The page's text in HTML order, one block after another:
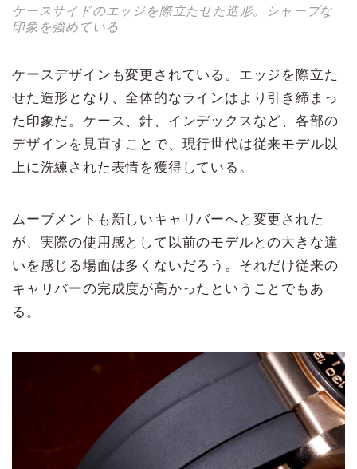
ケースサイドのエッジを際立たせた造形。シャープな
印象を強めている
ケースデザインも変更されている。エッジを際立た
せた造形となり、全体的なラインはより引き締まっ
た印象だ。ケース、針、インデックスなど、各部の
デザインを見直すことで、現行世代は従来モデル以
上に洗練された表情を獲得している。
ムーブメントも新しいキャリバーへと変更された
が、実際の使用感として以前のモデルとの大きな違
いを感じる場面は多くないだろう。それだけ従来の
キャリバーの完成度が高かったということでもあ
る。